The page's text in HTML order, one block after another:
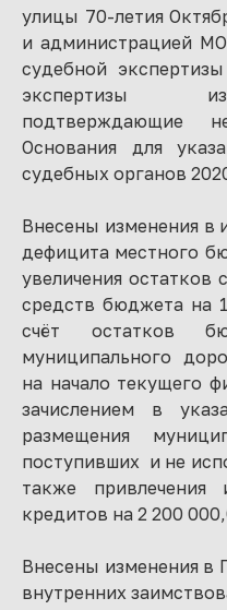
улицы 70-летия
и администрацией
судебной
экспертизы
подтверждающие
Основания для
судебных органов
Внесены изменения в
дефицита местного
увеличения остатков
средств бюджета на
счёт остатков
муниципального
на начало текущего
зачислением в
размещения
поступивших и не
также
кредитов на 2 200
Внесены изменения в
внутренних